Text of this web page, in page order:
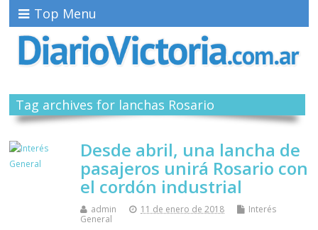
Top Menu
Tag archives for lanchas Rosario
Desde abril, una lancha de
pasajeros unirá Rosario con
el cordón industrial
admin 11 de enero de 2018
Interés
General